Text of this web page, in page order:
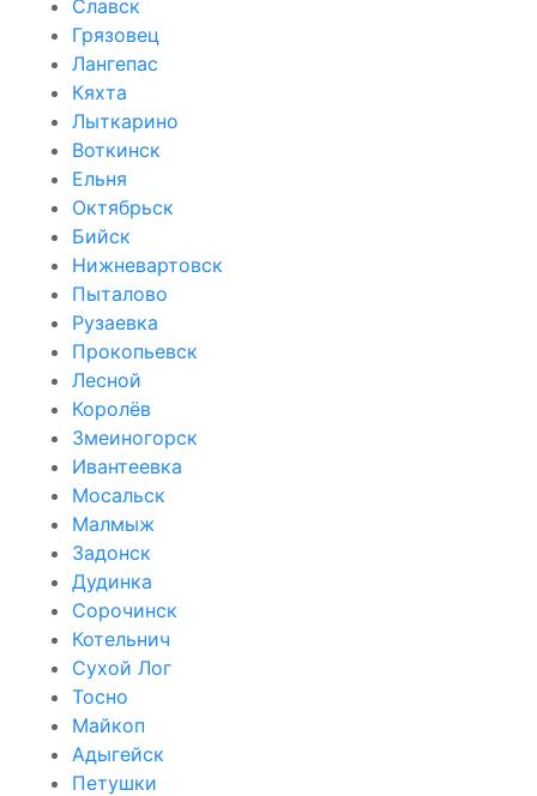
Славск
Грязовец
Лангепас
Кяхта
Лыткарино
Воткинск
Ельня
Октябрьск
Бийск
Нижневартовск
Пыталово
Рузаевка
Прокопьевск
Лесной
Королёв
Змеиногорск
Ивантеевка
Мосальск
Малмыж
Задонск
Дудинка
Сорочинск
Котельнич
Сухой Лог
Тосно
Майкоп
Адыгейск
Петушки